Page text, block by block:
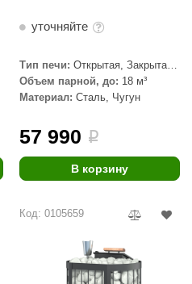
уточняйте
Тип печи: Открытая, Закрытая,
Сетка
Объем парной, до: 18 м³
Материал: Сталь, Чугун
57 990 i
В корзину
Код: 0105659